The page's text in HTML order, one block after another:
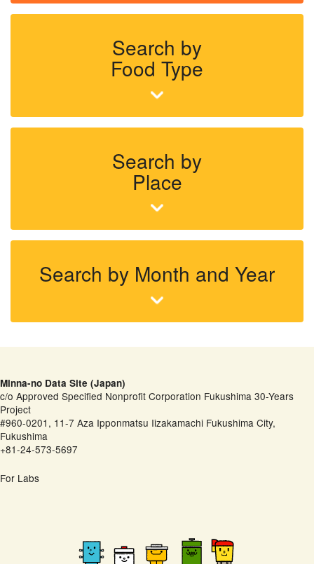
Search by
Food Type
Search by
Place
Search by Month and Year
Minna-no Data Site (Japan)
c/o Approved Specified Nonprofit Corporation Fukushima 30-Years
Project
#960-0201, 11-7 Aza Ipponmatsu Iizakamachi Fukushima City,
Fukushima
+81-24-573-5697
For Labs